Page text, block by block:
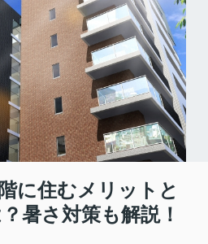
に住むメリットと
暑さ対策も解説！